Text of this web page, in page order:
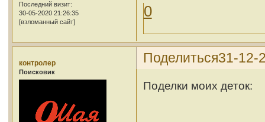
Последний визит:
30-05-2020 21:26:35
[взломанный сайт]
0
Поделиться31-12-
контролер
Поисковик
Поделки моих деток: